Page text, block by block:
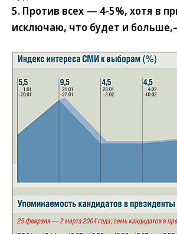
5. Против всех — 4-5%, хотя в
исключаю, что будет и